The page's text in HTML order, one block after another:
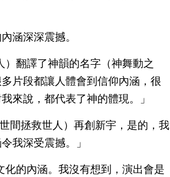
涵深深震撼。
翻譯了神韻的名字（神舞動之
片段都讓人體會到信仰內涵，很
來說，都代表了神的體現。」
間拯救世人）再創新宇，是的，我
我深受震撼。」
的內涵。我沒有想到，演出會是